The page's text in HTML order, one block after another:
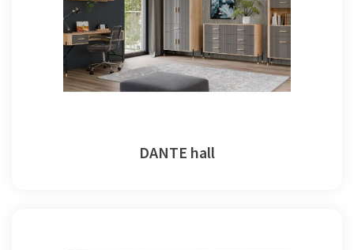
DANTE hall